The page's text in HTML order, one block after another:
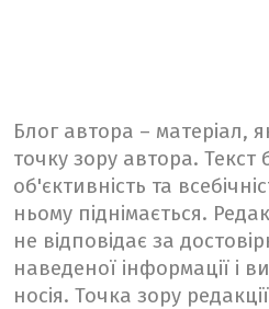
Блог автора – матеріал,
точку зору автора.
об'єктивність та
ньому піднімається.
не відповідає за
наведеної інформації і
носія. Точка зору